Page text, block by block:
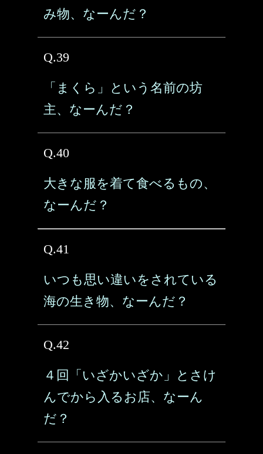
み物、なーんだ？
Q.39
「まくら」という名前の坊
主、なーんだ？
Q.40
大きな服を着て食べるもの、
なーんだ？
Q.41
いつも思い違いをされている
海の生き物、なーんだ？
Q.42
４回「いざかいざか」とさけ
んでから入るお店、なーん
だ？